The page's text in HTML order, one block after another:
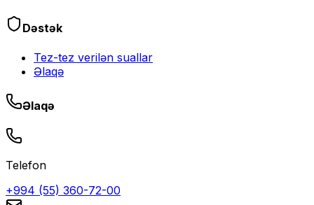
Dəstək
Tez-tez verilən suallar
Əlaqə
Əlaqə
Telefon
+994 (55) 360-72-00